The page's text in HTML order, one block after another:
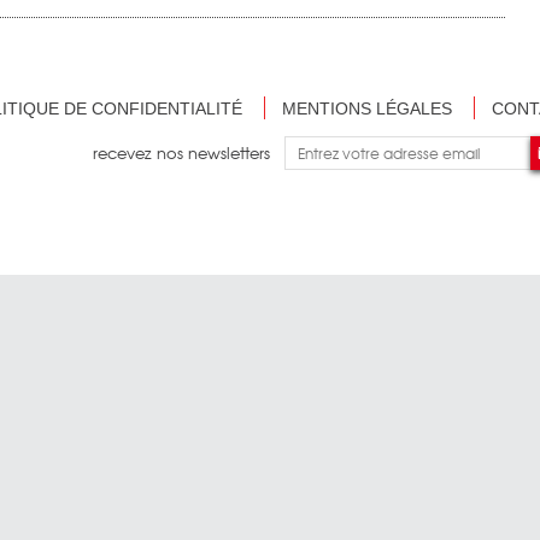
DE CONFIDENTIALITÉ MENTIONS LÉGALES
recevez nos newsletters